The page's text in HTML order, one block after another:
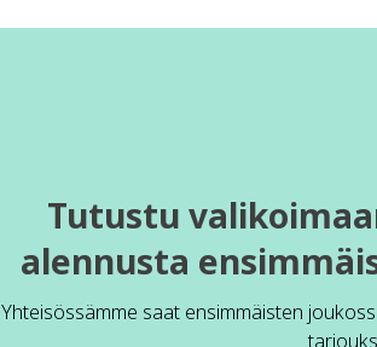
Tutustu
alennusta
Yhteisössämme saat ensimmäisten